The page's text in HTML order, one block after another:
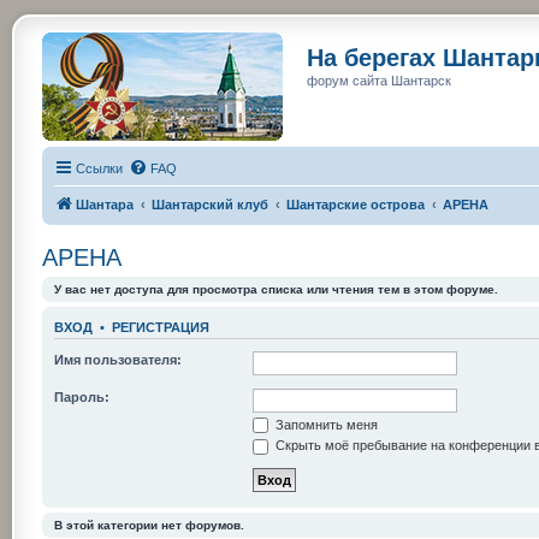
На берегах
форум сайта Шантарск
Ссылки FAQ
Шантара Шантарский клуб Шантарские острова АРЕНА
АРЕНА
У вас нет доступа для просмотра списка или чтения тем в этом форуме.
ВХОД • РЕГИСТРАЦИЯ
Имя пользователя:
Пароль:
Запомнить меня
Скрыть моё пребывание на конференции
В этой категории нет форумов.